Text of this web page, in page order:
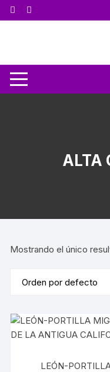
ALTA
Mostrando el único
LEÓN-